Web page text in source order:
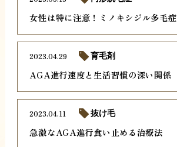
女性は特に注意！ミノキシジル多毛症
AGA進行速度と生活習慣の深い関係
2023.04.29 育毛剤
急激なAGA進行食い止める治療法
2023.04.11 抜け毛